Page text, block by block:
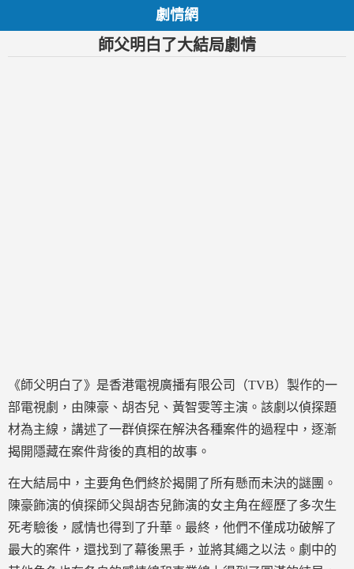
劇情網
師父明白了大結局劇情
《師父明白了》是香港電視廣播有限公司（TVB）製作的一
部電視劇，由陳豪、胡杏兒、黃智雯等主演。該劇以偵探題
材為主線，講述了一群偵探在解決各種案件的過程中，逐漸
揭開隱藏在案件背後的真相的故事。
在大結局中，主要角色們終於揭開了所有懸而未決的謎團。
陳豪飾演的偵探師父與胡杏兒飾演的女主角在經歷了多次生
死考驗後，感情也得到了升華。最終，他們不僅成功破解了
最大的案件，還找到了幕後黑手，並將其繩之以法。劇中的